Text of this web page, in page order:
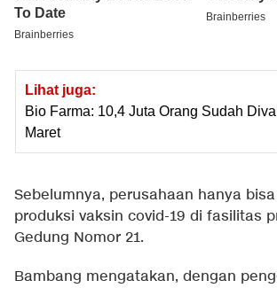
Lihat juga:
Bio Farma: 10,4 Juta Orang Sudah
Maret
Sebelumnya, perusahaan hanya
produksi vaksin covid-19 di fasilitas
Gedung Nomor 21.
Bambang mengatakan, dengan